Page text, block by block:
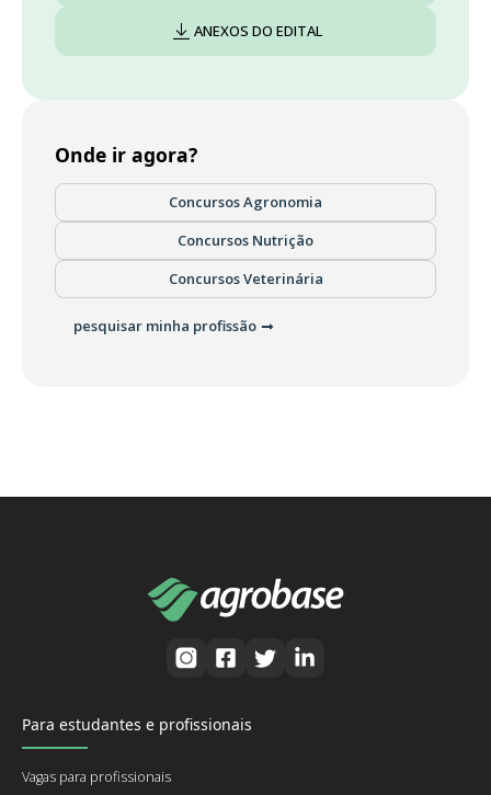
ANEXOS DO EDITAL
Onde ir agora?
Concursos Agronomia
Concursos Nutrição
Concursos Veterinária
pesquisar minha profissão
Para estudantes e profissionais
Vagas para profissionais